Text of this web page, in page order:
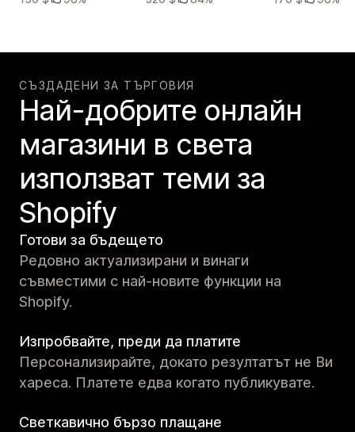
СЪЗДАДЕНИ ЗА ТЪРГОВИЯ
Най-добрите онлайн
магазини в света
използват теми за
Shopify
Готови за бъдещето
Редовно актуализирани и винаги
съвместими с най-новите функции на
Shopify.
Изпробвайте, преди да платите
Персонализирайте, докато резултатът не Ви
хареса. Платете едва когато публикувате.
Светкавично бързо плащане